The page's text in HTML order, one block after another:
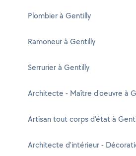
Plombier à Gentilly
Ramoneur à Gentilly
Serrurier à Gentilly
Architecte - Maître d'oeuvre à
Artisan tout corps d'état à
Architecte d'intérieur -